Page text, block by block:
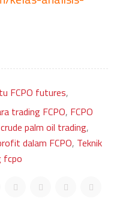
FCPO futures,
trading FCPO, FCPO
palm oil trading,
dalam FCPO, Teknik
fcpo